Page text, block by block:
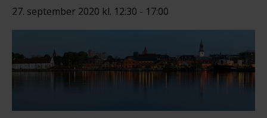
27. september 2020 kl. 12:30 - 17:00